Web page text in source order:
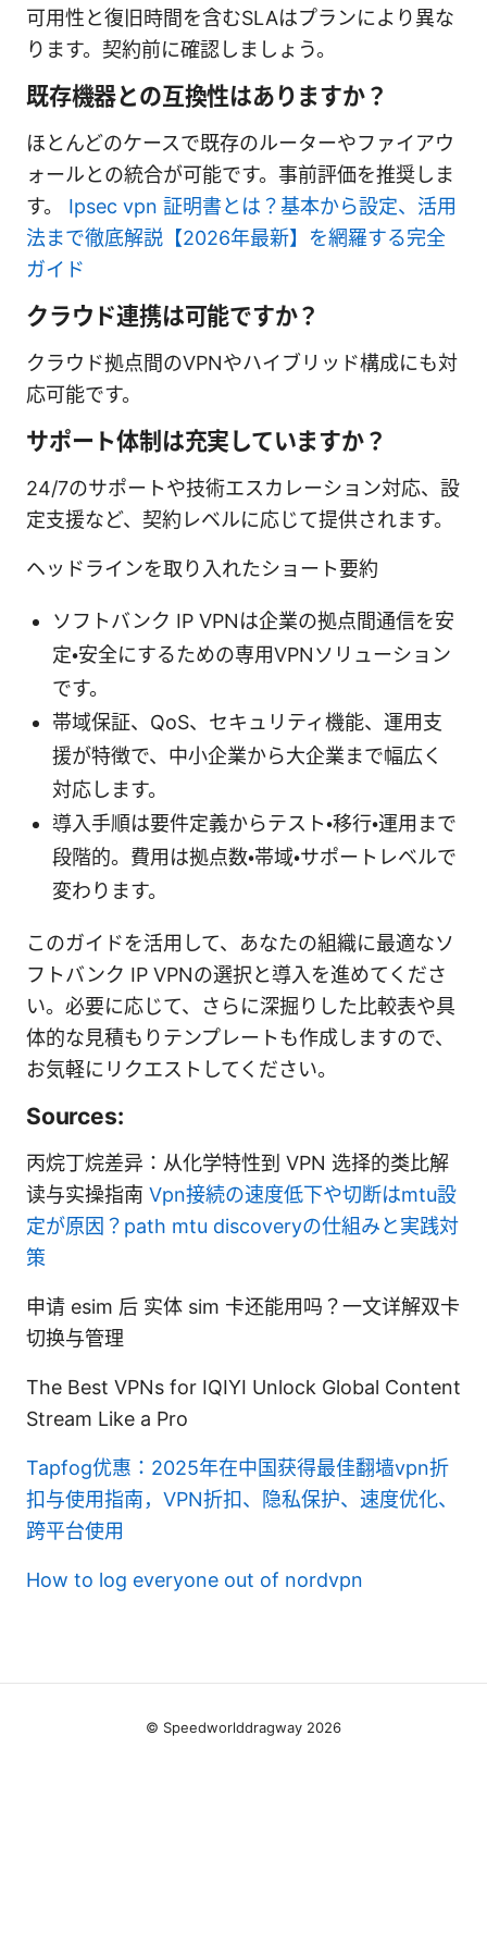
可用性と復旧時間を含むSLAはプランにより異な
ります。契約前に確認しましょう。
既存機器との互換性はありますか？
ほとんどのケースで既存のルーターやファイアウ
ォールとの統合が可能です。事前評価を推奨しま
す。 Ipsec vpn 証明書とは？基本から設定、活用
法まで徹底解説【2026年最新】を網羅する完全
ガイド
クラウド連携は可能ですか？
クラウド拠点間のVPNやハイブリッド構成にも対
応可能です。
サポート体制は充実していますか？
24/7のサポートや技術エスカレーション対応、設
定支援など、契約レベルに応じて提供されます。
ヘッドラインを取り入れたショート要約
ソフトバンク IP VPNは企業の拠点間通信を安
定・安全にするための専用VPNソリューション
です。
帯域保証、QoS、セキュリティ機能、運用支
援が特徴で、中小企業から大企業まで幅広く
対応します。
導入手順は要件定義からテスト・移行・運用まで
段階的。費用は拠点数・帯域・サポートレベルで
変わります。
このガイドを活用して、あなたの組織に最適なソ
フトバンク IP VPNの選択と導入を進めてくださ
い。必要に応じて、さらに深掘りした比較表や具
体的な見積もりテンプレートも作成しますので、
お気軽にリクエストしてください。
Sources:
丙烷丁烷差异：从化学特性到 VPN 选择的类比解
读与实操指南 Vpn接続の速度低下や切断はmtu設
定が原因？path mtu discoveryの仕組みと実践対
策
申请 esim 后 实体 sim 卡还能用吗？一文详解双卡
切换与管理
The Best VPNs for IQIYI Unlock Global Content
Stream Like a Pro
Tapfog优惠：2025年在中国获得最佳翻墙vpn折
扣与使用指南，VPN折扣、隐私保护、速度优化、
跨平台使用
How to log everyone out of nordvpn
© Speedworlddragway 2026